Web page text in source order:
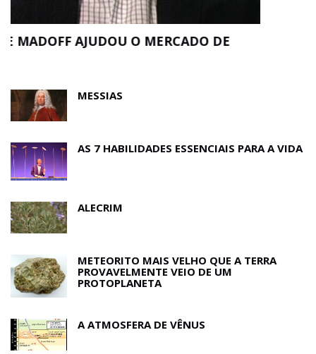
MESSIAS
AS 7 HABILIDADES ESSENCIAIS PARA A VIDA
ALECRIM
METEORITO MAIS VELHO QUE A TERRA
PROVAVELMENTE VEIO DE UM
PROTOPLANETA
A ATMOSFERA DE VÊNUS